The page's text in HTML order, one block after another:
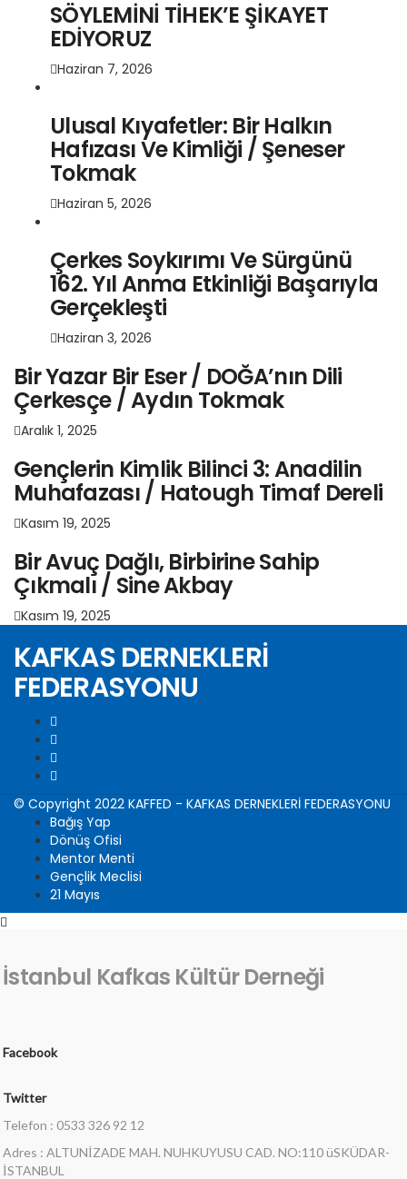
SÖYLEMİNİ TİHEK’E ŞİKAYET
EDİYORUZ
Haziran 7, 2026
Ulusal Kıyafetler: Bir Halkın
Hafızası Ve Kimliği / Şeneser
Tokmak
Haziran 5, 2026
Çerkes Soykırımı Ve Sürgünü
162. Yıl Anma Etkinliği Başarıyla
Gerçekleşti
Haziran 3, 2026
Bir Yazar Bir Eser / DOĞA’nın Dili
Çerkesçe / Aydın Tokmak
Aralık 1, 2025
Gençlerin Kimlik Bilinci 3: Anadilin
Muhafazası / Hatough Timaf Dereli
Kasım 19, 2025
Bir Avuç Dağlı, Birbirine Sahip
Çıkmalı / Sine Akbay
Kasım 19, 2025
KAFKAS DERNEKLERİ
FEDERASYONU
© Copyright 2022 KAFFED - KAFKAS DERNEKLERİ FEDERASYONU
Bağış Yap
Dönüş Ofisi
Mentor Menti
Gençlik Meclisi
21 Mayıs
İstanbul Kafkas Kültür Derneği
Facebook
Twitter
Telefon : 0533 326 92 12
Adres : ALTUNİZADE MAH. NUHKUYUSU CAD. NO:110 üSKÜDAR-
İSTANBUL